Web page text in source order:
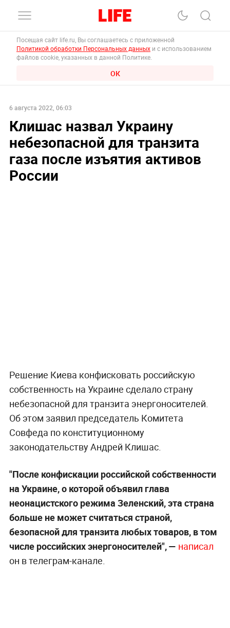
Посещая сайт life.ru, Вы соглашаетесь с приложенной
Политикой обработки Персональных данных и с использованием
файлов cookie, указанных в данной Политике.
ОК
6 августа 2022, 06:03
Клишас назвал Украину
небезопасной для транзита
газа после изъятия активов
России
Решение Киева конфисковать российскую
собственность на Украине сделало страну
небезопасной для транзита энергоносителей.
Об этом заявил председатель Комитета
Совфеда по конституционному
законодательству Андрей Клишас.
"После конфискации российской собственности
на Украине, о которой объявил глава
неонацистского режима Зеленский, эта страна
больше не может считаться страной,
безопасной для транзита любых товаров, в том
числе российских энергоносителей", — написал
он в телеграм-канале.